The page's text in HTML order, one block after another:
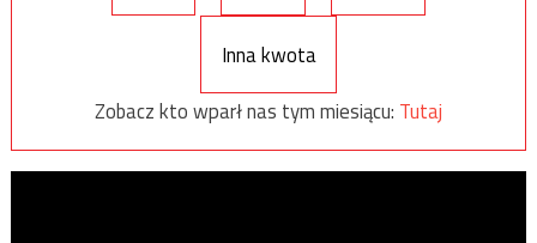
Inna kwota
Zobacz kto wparł nas tym miesiącu: Tutaj